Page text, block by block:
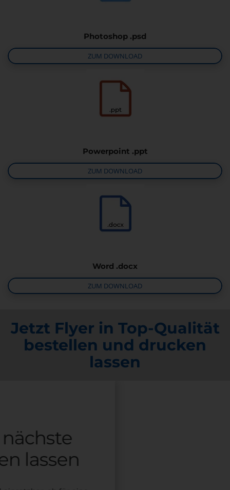
Photoshop .psd
ZUM DOWNLOAD
Powerpoint .ppt
ZUM DOWNLOAD
Word .docx
ZUM DOWNLOAD
Jetzt Flyer in Top-Qualität
bestellen und drucken
lassen
lassen